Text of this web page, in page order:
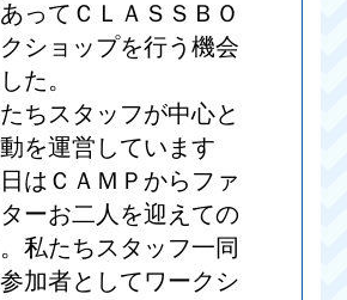
ってＣＬＡＳＳＢＯ
ショップを行う機会
た。
ちスタッフが中心と
を運営しています
はＣＡＭＰからファ
ーお二人を迎えての
私たちスタッフ一同
加者としてワークシ